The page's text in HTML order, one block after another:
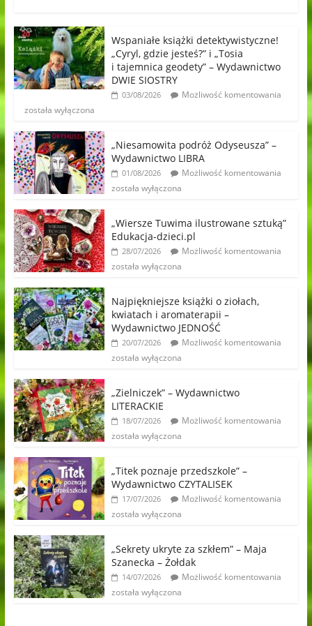
Wspaniałe książki detektywistyczne!
„Cyryl, gdzie jesteś?” i „Tosia
i tajemnica geodety” – Wydawnictwo
DWIE SIOSTRY
03/08/2026
Możliwość komentowania
została wyłączona
„Niesamowita podróż Odyseusza” –
Wydawnictwo LIBRA
01/08/2026
Możliwość komentowania
została wyłączona
„Wiersze Tuwima ilustrowane sztuką”
Edukacja-dzieci.pl
28/07/2026
Możliwość komentowania
została wyłączona
Najpiękniejsze książki o ziołach,
kwiatach i aromaterapii –
Wydawnictwo JEDNOŚĆ
20/07/2026
Możliwość komentowania
została wyłączona
„Zielniczek” – Wydawnictwo
LITERACKIE
18/07/2026
Możliwość komentowania
została wyłączona
„Titek poznaje przedszkole” –
Wydawnictwo CZYTALISEK
17/07/2026
Możliwość komentowania
została wyłączona
„Sekrety ukryte za szkłem” – Maja
Szanecka – Żołdak
14/07/2026
Możliwość komentowania
została wyłączona